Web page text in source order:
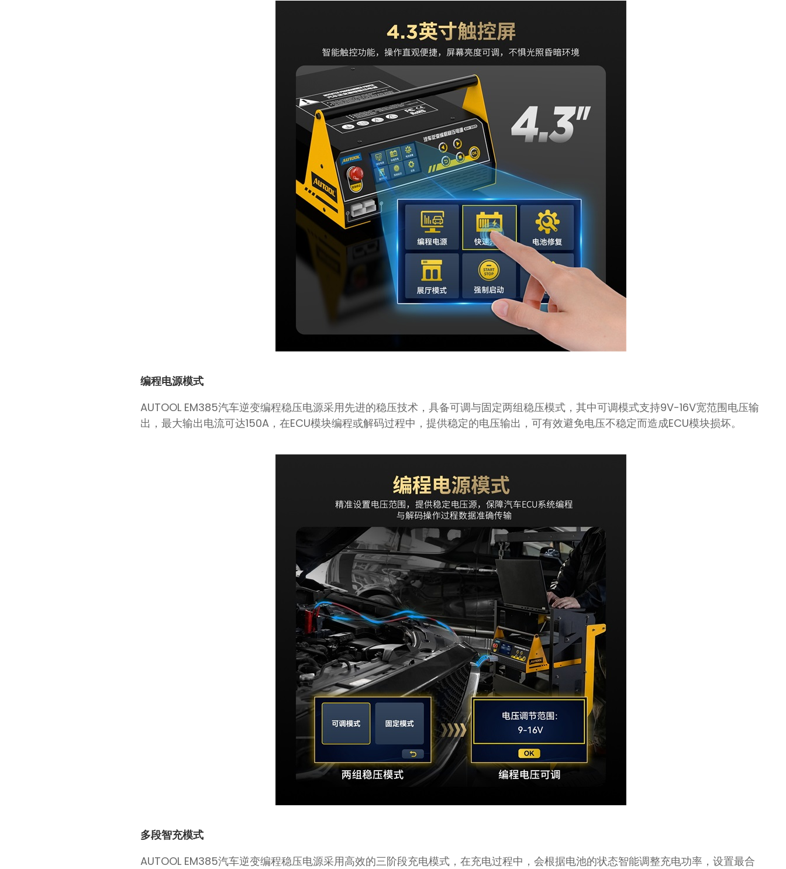
编程电源模式
AUTOOL EM385汽车逆变编程稳压电源采用先进的稳压技术，具备可调与固定两组稳压模式，其中可调模式支持9V-16V宽范围电压输
出，最大输出电流可达150A，在ECU模块编程或解码过程中，提供稳定的电压输出，可有效避免电压不稳定而造成ECU模块损坏。
多段智充模式
AUTOOL EM385汽车逆变编程稳压电源采用高效的三阶段充电模式，在充电过程中，会根据电池的状态智能调整充电功率，设置最合